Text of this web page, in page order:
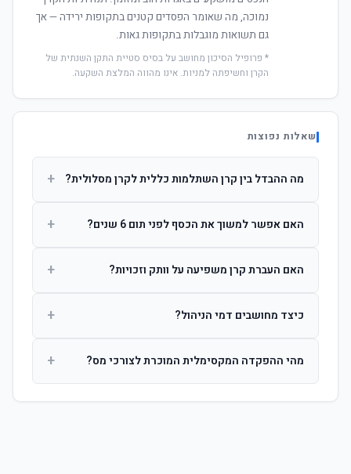
נמוכה, מה שאומר הפסדים קטנים בתקופות ירידה — אך
גם תשואות מוגבלות בתקופות גאות.
* פרופיל הסיכון מחושב על בסיס סטיית התקן השנתית של
הקרן וחשיפתה למניות. אינו מהווה המלצת השקעה.
שאלות נפוצות
מה ההבדל בין קרן השתלמות כללית לקרן מסלולית? +
ההשקעות. קרן מסלולית עוקבת אחרי מדד ספציפי ומאפשרת
האם אפשר למשוך את הכסף לפני תום 6 שנים? +
הרווחים. לאחר 6 שנים ניתן למשוך פטור ממס עד לתקרה
האם העברת קרן משפיעה על וותק וזכויות? +
החברות. הוותק ממשיך להיספר מיום ההפקדה הראשונה.
כיצד מחושבים דמי הניהול? +
ומתן על שיעורם בעת הצטרפות.
מהי ההפקדה המקסימלית המוכרת לצורכי מס? +